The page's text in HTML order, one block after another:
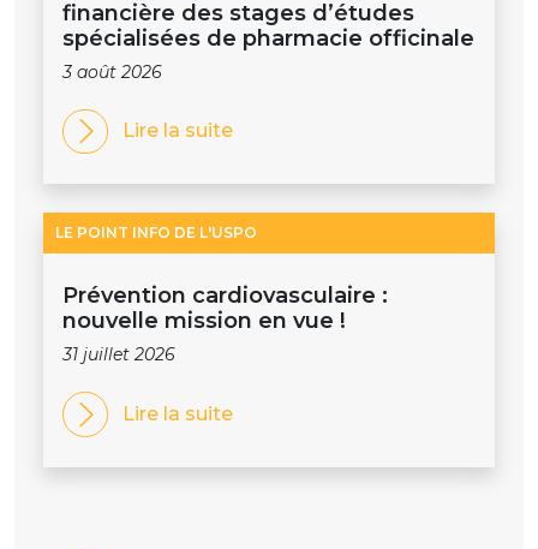
financière des stages d’études
spécialisées de pharmacie officinale
3 août 2026
Lire la suite
LE POINT INFO DE L'USPO
Prévention cardiovasculaire :
nouvelle mission en vue !
31 juillet 2026
Lire la suite